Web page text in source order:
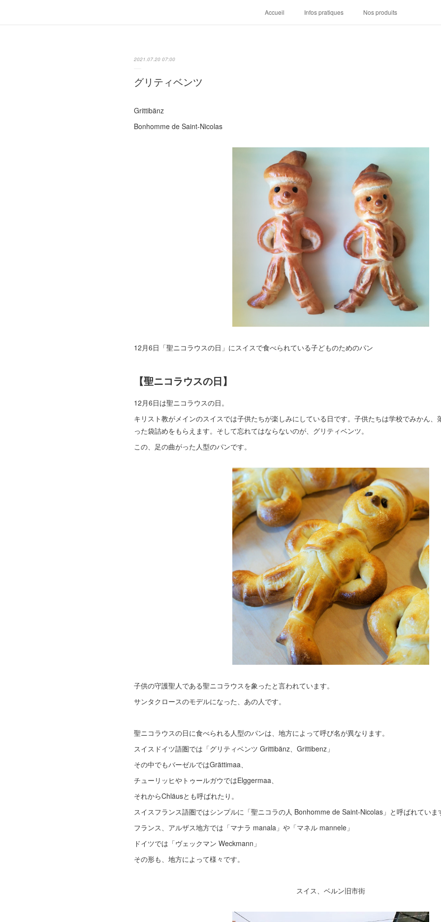
Accueil Infos pratiques Nos produits
2021.07.20 07:00
グリティベンツ
Grittibänz
Bonhomme de Saint-Nicolas
12月6日「聖ニコラウスの日」にスイスで食べられている子どものためのパン
【聖ニコラウスの日】
12月6日は聖ニコラウスの日。
キリスト教がメインのスイスでは子供たちが楽しみにしている日です。子供たちは学校でみかん、
った袋詰めをもらえます。そして忘れてはならないのが、グリティベンツ。
この、足の曲がった人型のパンです。
子供の守護聖人である聖ニコラウスを象ったと言われています。
サンタクロースのモデルになった、あの人です。
聖ニコラウスの日に食べられる人型のパンは、地方によって呼び名が異なります。
スイスドイツ語圏では「グリティベンツ Grittibänz、Grittibenz」
その中でもバーゼルではGrättimaa、
チューリッヒやトゥールガウではElggermaa、
それからChläusとも呼ばれたり。
スイスフランス語圏ではシンプルに「聖ニコラの人 Bonhomme de Saint-Nicolas」と呼ばれていま
フランス、アルザス地方では「マナラ manala」や「マネル mannele」
ドイツでは「ヴェックマン Weckmann」
その形も、地方によって様々です。
スイス、ベルン旧市街